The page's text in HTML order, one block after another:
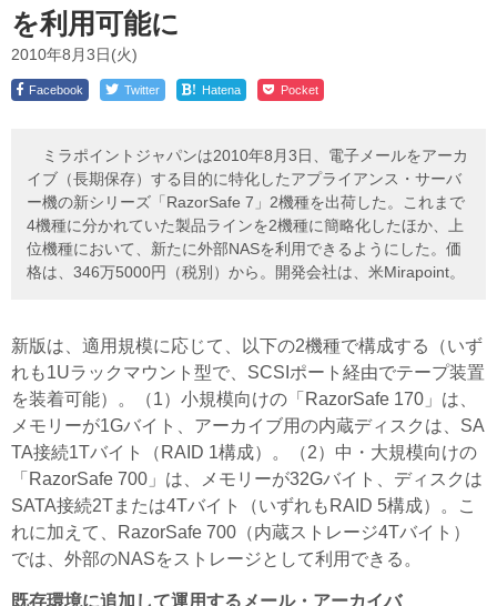
を利用可能に
2010年8月3日(火)
Facebook Twitter ! Hatena Pocket
ミラポイントジャパンは2010年8月3日、電子メールをアーカ
イブ（長期保存）する目的に特化したアプライアンス・サーバ
ー機の新シリーズ「RazorSafe 7」2機種を出荷した。これまで
4機種に分かれていた製品ラインを2機種に簡略化したほか、上
位機種において、新たに外部NASを利用できるようにした。価
格は、346万5000円（税別）から。開発会社は、米Mirapoint。
新版は、適用規模に応じて、以下の2機種で構成する（いず
れも1Uラックマウント型で、SCSIポート経由でテープ装置
を装着可能）。（1）小規模向けの「RazorSafe 170」は、
メモリーが1Gバイト、アーカイブ用の内蔵ディスクは、SA
TA接続1Tバイト（RAID 1構成）。（2）中・大規模向けの
「RazorSafe 700」は、メモリーが32Gバイト、ディスクは
SATA接続2Tまたは4Tバイト（いずれもRAID 5構成）。こ
れに加えて、RazorSafe 700（内蔵ストレージ4Tバイト）
では、外部のNASをストレージとして利用できる。
既存環境に追加して運用するメール・アーカイバ